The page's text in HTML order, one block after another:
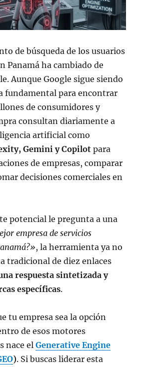
de búsqueda de los usuarios
Panamá ha cambiado de
Aunque Google sigue siendo
fundamental para encontrar
de consumidores y
consultan diariamente a
artificial como
Gemini y Copilot para
de empresas, comparar
decisiones comerciales en
potencial le pregunta a una
empresa de servicios
, la herramienta ya no
tradicional de diez enlaces
respuesta sintetizada y
específicas.
tu empresa sea la opción
de esos motores
nace elGenerative Engine
). Si buscas liderar esta